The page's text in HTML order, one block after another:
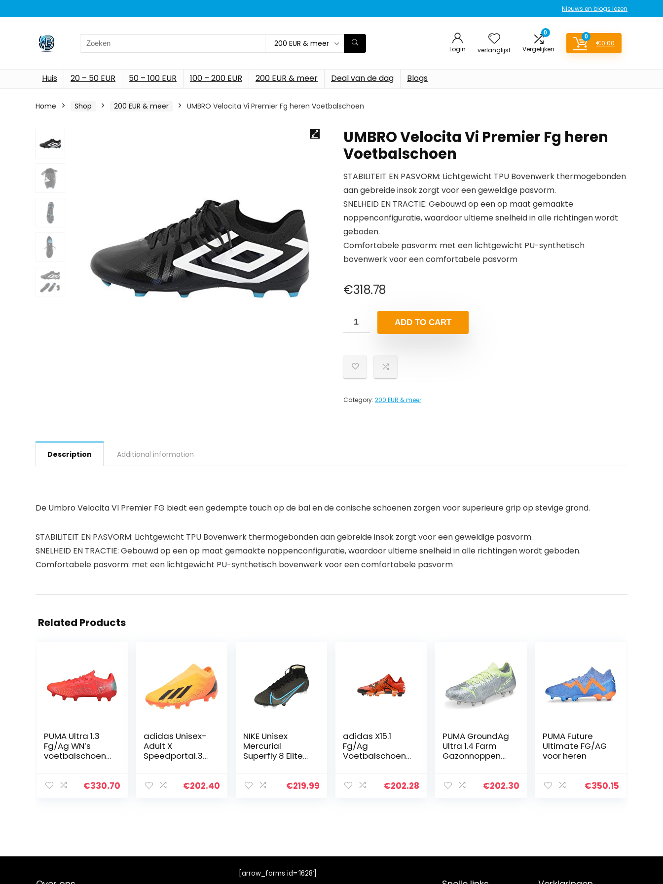
Nieuws en blogs lezen
Search
for:
200 EUR & meer
Login verlanglijst
0
Vergelijken
0
€0.00
Huis 20 – 50 EUR 50 – 100 EUR 100 – 200 EUR 200 EUR & meer Deal van de dag Blogs
Home Shop 200 EUR & meer UMBRO Velocita Vi Premier Fg heren Voetbalschoen
UMBRO Velocita Vi Premier Fg heren
Voetbalschoen
STABILITEIT EN PASVORM: Lichtgewicht TPU Bovenwerk thermogebonden
aan gebreide insok zorgt voor een geweldige pasvorm.
SNELHEID EN TRACTIE: Gebouwd op een op maat gemaakte
noppenconfiguratie, waardoor ultieme snelheid in alle richtingen wordt
geboden.
Comfortabele pasvorm: met een lichtgewicht PU-synthetisch
bovenwerk voor een comfortabele pasvorm
€318.78
ADD TO CART
Category: 200 EUR & meer
Description Additional information
De Umbro Velocita VI Premier FG biedt een gedempte touch op de bal en de conische schoenen zorgen voor superieure grip op stevige grond.
STABILITEIT EN PASVORM: Lichtgewicht TPU Bovenwerk thermogebonden aan gebreide insok zorgt voor een geweldige pasvorm.
SNELHEID EN TRACTIE: Gebouwd op een op maat gemaakte noppenconfiguratie, waardoor ultieme snelheid in alle richtingen wordt geboden.
Comfortabele pasvorm: met een lichtgewicht PU-synthetisch bovenwerk voor een comfortabele pasvorm
Related Products
PUMA Ultra 1.3
Fg/Ag WN’s
voetbalschoen
€330.70
adidas Unisex-
Adult X
Speedportal.3
voetbalschoen
€202.40
NIKE Unisex
Mercurial
Superfly 8 Elite
n
€219.99
adidas X15.1
Fg/Ag
Voetbalschoene
€202.28
PUMA GroundAg
Ultra 1.4 Farm
Gazonnoppen
€202.30
PUMA Future
Ultimate FG/AG
voor heren
€350.15
[arrow_forms id=’1628′]